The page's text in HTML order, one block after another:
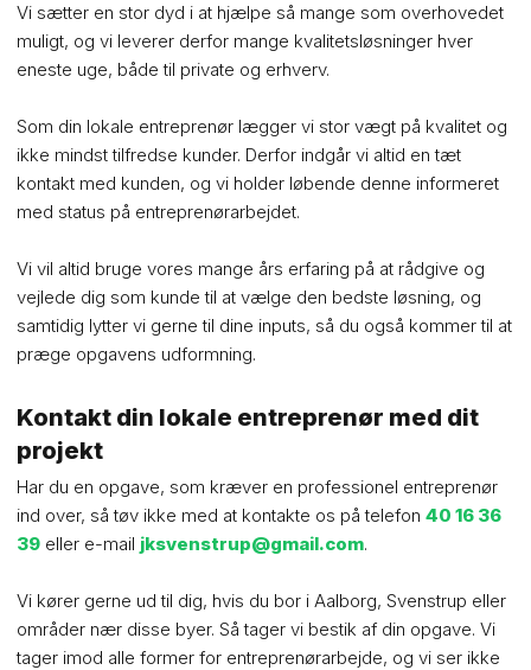
Vi sætter en stor dyd i at hjælpe så mange som overhovedet
muligt, og vi leverer derfor mange kvalitetsløsninger hver
eneste uge, både til private og erhverv.
Som din lokale entreprenør lægger vi stor vægt på kvalitet og
ikke mindst tilfredse kunder. Derfor indgår vi altid en tæt
kontakt med kunden, og vi holder løbende denne informeret
med status på entreprenørarbejdet.
Vi vil altid bruge vores mange års erfaring på at rådgive og
vejlede dig som kunde til at vælge den bedste løsning, og
samtidig lytter vi gerne til dine inputs, så du også kommer til at
præge opgavens udformning.
​Kontakt din lokale entreprenør med dit
projekt
Har du en opgave, som kræver en professionel entreprenør
ind over, så tøv ikke med at kontakte os på telefon 40 16 36
39eller e-mail jksvenstrup@gmail.com.
Vi kører gerne ud til dig, hvis du bor i Aalborg, Svenstrup eller
områder nær disse byer. Så tager vi bestik af din opgave. Vi
tager imod alle former for entreprenørarbejde, og vi ser ikke